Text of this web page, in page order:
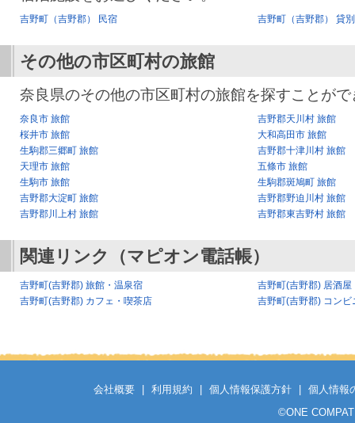
吉野町（吉野郡） 民宿 吉野町（吉野郡） 貸
その他の市区町村の旅館
奈良県のその他の市区町村の旅館を探すことが
奈良市 旅館
吉野郡天川村 旅館
桜井市 旅館
大和高田市 旅館
生駒郡三郷町 旅館
吉野郡十津川村 旅館
天理市 旅館
五條市 旅館
生駒市 旅館
生駒郡斑鳩町 旅館
吉野郡大淀町 旅館
吉野郡野迫川村 旅館
吉野郡川上村 旅館
吉野郡東吉野村 旅館
関連リンク（マピオン電話帳）
吉野町(吉野郡) 旅館・温泉宿
吉野町(吉野郡) 居酒
吉野町(吉野郡) カフェ・喫茶店
吉野町(吉野郡) コンビ
会社概要 利用規約 個人情報保護方針
個人情報
©ONE